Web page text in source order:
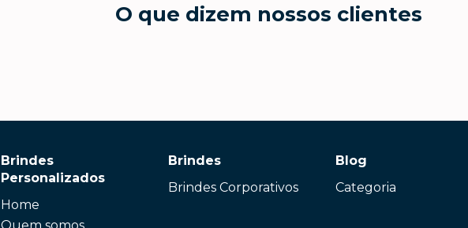
O que dizem nossos clientes
Brindes
Personalizados
Home
Brindes
Brindes Corporativos
Blog
Categoria